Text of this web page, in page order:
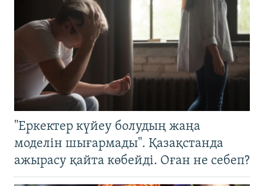
"Еркектер күйеу болудың жаңа
моделін шығармады". Қазақстанда
ажырасу қайта көбейді. Оған не себеп?